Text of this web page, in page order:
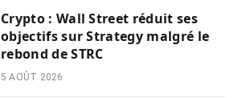
Crypto : Wall Street réduit ses
objectifs sur Strategy malgré le
rebond de STRC
5 AOÛT 2026